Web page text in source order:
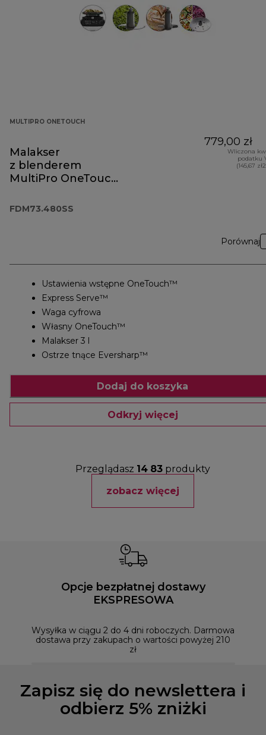
MULTIPRO ONETOUCH
Malakser
z blenderem
MultiPro OneTouch
FDM73.480SS
779,00 zł
Wliczona
podatku
(145,67
Porównaj
Ustawienia wstępne OneTouch™
Express Serve™
Waga cyfrowa
Własny OneTouch™
Malakser 3 l
Ostrze tnące Eversharp™
Dodaj do koszyka
Odkryj więcej
Przeglądasz 14 83produkty
zobacz więcej
Opcje bezpłatnej dostawy
EKSPRESOWA
Wysyłka w ciągu 2 do 4 dni roboczych. Darmowa
dostawa przy zakupach o wartości powyżej 210
zł
Zapisz się do newslettera i
odbierz 5% zniżki